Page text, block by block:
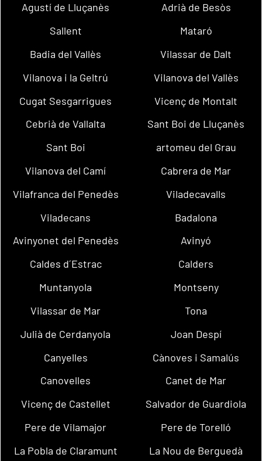
Agustí de Lluçanès
Adrià de Besòs
Sallent
Mataró
Badia del Vallès
Vilassar de Dalt
Vilanova i la Geltrú
Vilanova del Vallès
Cugat Sesgarrigues
Vicenç de Montalt
Cebrià de Vallalta
Sant Boi de Lluçanès
Sant Boi
artomeu del Grau
Vilanova del Camí
Cabrera de Mar
Vilafranca del Penedès
Viladecavalls
Viladecans
Badalona
Avinyonet del Penedès
Avinyó
Caldes d´Estrac
Calders
Muntanyola
Montseny
Vilassar de Mar
Tona
Julià de Cerdanyola
Joan Despí
Canyelles
Cànoves i Samalús
Canovelles
Canet de Mar
Vicenç de Castellet
Salvador de Guardiola
Pere de Vilamajor
Pere de Torelló
La Pobla de Claramunt
La Nou de Berguedà